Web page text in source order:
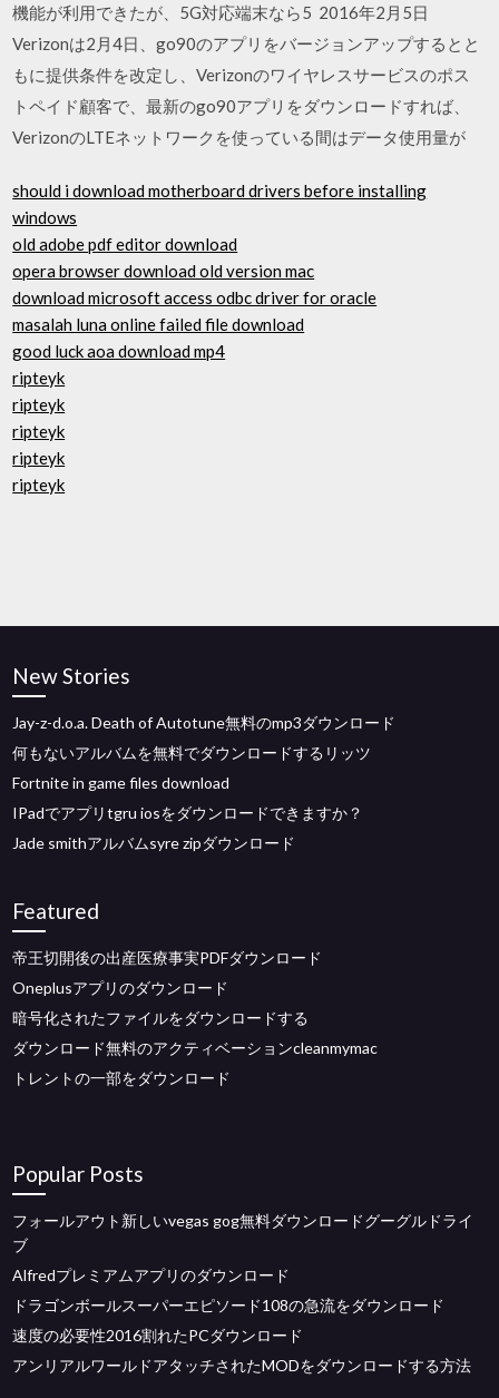
機能が利用できたが、5G対応端末なら5 2016年2月5日
Verizonは2月4日、go90のアプリをバージョンアップするとと
もに提供条件を改定し、Verizonのワイヤレスサービスのポス
トペイド顧客で、最新のgo90アプリをダウンロードすれば、
VerizonのLTEネットワークを使っている間はデータ使用量が
should i download motherboard drivers before installing
windows
old adobe pdf editor download
opera browser download old version mac
download microsoft access odbc driver for oracle
masalah luna online failed file download
good luck aoa download mp4
ripteyk
ripteyk
ripteyk
ripteyk
ripteyk
New Stories
Jay-z-d.o.a. Death of Autotune無料のmp3ダウンロード
何もないアルバムを無料でダウンロードするリッツ
Fortnite in game files download
IPadでアプリtgru iosをダウンロードできますか？
Jade smithアルバムsyre zipダウンロード
Featured
帝王切開後の出産医療事実PDFダウンロード
Oneplusアプリのダウンロード
暗号化されたファイルをダウンロードする
ダウンロード無料のアクティベーションcleanmymac
トレントの一部をダウンロード
Popular Posts
フォールアウト新しいvegas gog無料ダウンロードグーグルドライ
ブ
Alfredプレミアムアプリのダウンロード
ドラゴンボールスーパーエピソード108の急流をダウンロード
速度の必要性2016割れたPCダウンロード
アンリアルワールドアタッチされたMODをダウンロードする方法